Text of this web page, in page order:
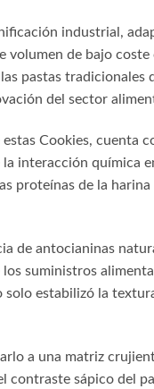
industrial,
de bajo
pastas
del sector
Cookies, cuenta
interacción química
proteínas de la
antocianinas
suministros
solo estabilizó la
a una matriz
sápico del